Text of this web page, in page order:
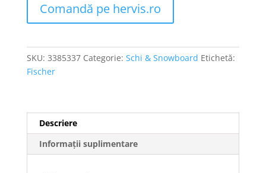
Comandă pe hervis.ro
SKU: 3385337 Categorie: Schi & Snowboard Etichetă:
Fischer
Descriere
Informații suplimentare